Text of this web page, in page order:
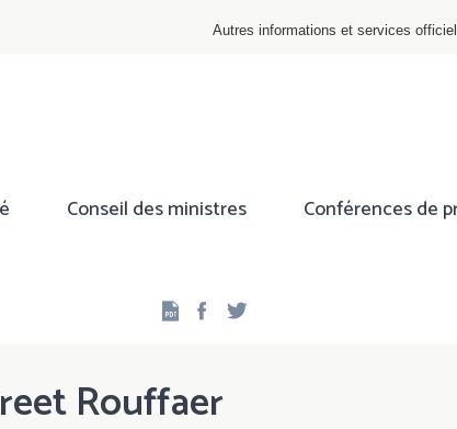
Autres informations et services
Conseil des ministres Conférences de
Facebook
Rouffaer